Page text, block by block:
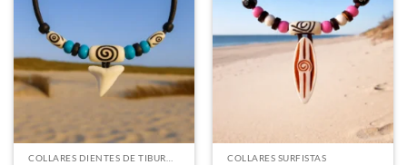
COLLARES SURFISTAS